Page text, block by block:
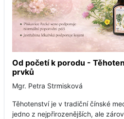
Od početí k porodu -
prvků
Mgr. Petra Strmisková
Těhotenství je v tradiční čínské
jedno z nejpřirozenějších, ale